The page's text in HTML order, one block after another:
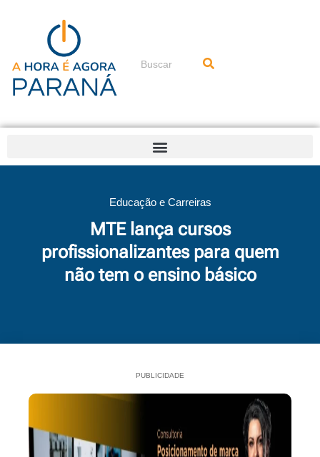
conteúdo
Pesquisar
Educação e Carreiras
MTE lança cursos
profissionalizantes para quem
não tem o ensino básico
PUBLICIDADE